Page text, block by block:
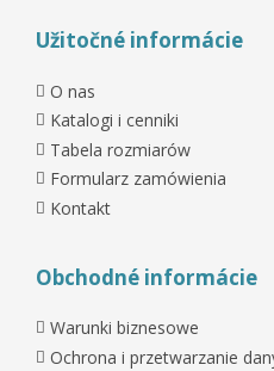
Užitočné informácie
O nas
Katalogi i cenniki
Tabela rozmiarów
Formularz zamówienia
Kontakt
Obchodné informácie
Warunki biznesowe
Ochrona i przetwarzanie